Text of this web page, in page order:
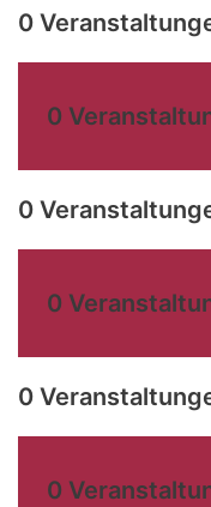
0
0
0
0
0
0